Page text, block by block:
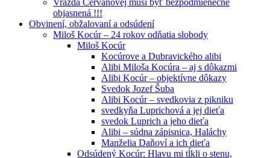
objasnená !!!
Obvinení, obžalovaní a odsúdení
Miloš Kocúr – 24 rokov odňatia slobody
Miloš Kocúr
Kocúrove a Dubravického alibi
Alibi Miloša Kocúra – aj s dôkazmi
Alibi Kocúr – objektívne dôkazy
Svedok Jozef Šuba
Alibi Kocúr – svedkovia z pikniku
svedkyňa Luprichová a jej dieťa
svedok Luprich a jeho dieťa
Alibi – súdna zápisnica, Haláchy
Manželia Daňoví a ich dieťa
Odsúdený Kocúr: Hlavu mi tĺkli o stenu,